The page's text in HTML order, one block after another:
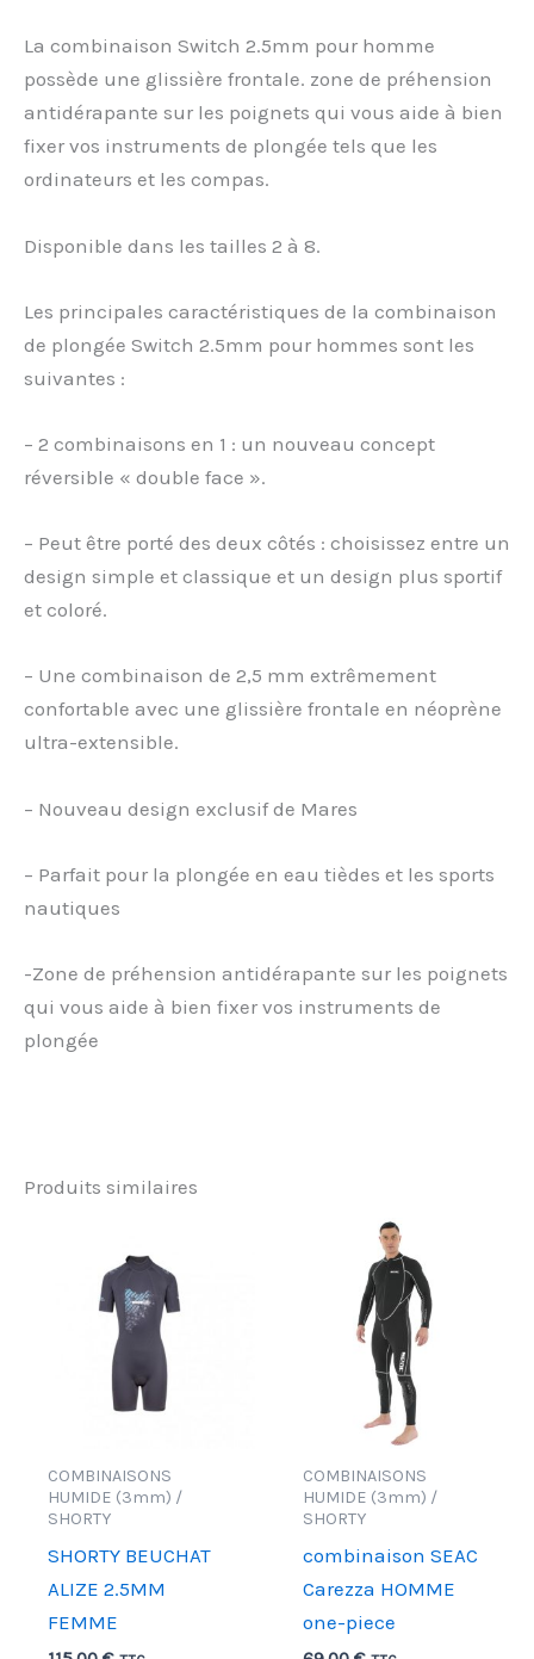
La combinaison Switch 2.5mm pour homme
possède une glissière frontale. zone de préhension
antidérapante sur les poignets qui vous aide à bien
fixer vos instruments de plongée tels que les
ordinateurs et les compas.
Disponible dans les tailles 2 à 8.
Les principales caractéristiques de la combinaison
de plongée Switch 2.5mm pour hommes sont les
suivantes :
– 2 combinaisons en 1 : un nouveau concept
réversible « double face ».
– Peut être porté des deux côtés : choisissez entre un
design simple et classique et un design plus sportif
et coloré.
– Une combinaison de 2,5 mm extrêmement
confortable avec une glissière frontale en néoprène
ultra-extensible.
– Nouveau design exclusif de Mares
– Parfait pour la plongée en eau tièdes et les sports
nautiques
-Zone de préhension antidérapante sur les poignets
qui vous aide à bien fixer vos instruments de
plongée
Produits similaires
COMBINAISONS
HUMIDE (3mm) /
SHORTY
SHORTY BEUCHAT
ALIZE 2.5MM
FEMME
COMBINAISONS
HUMIDE (3mm) /
SHORTY
combinaison SEAC
Carezza HOMME
one-piece